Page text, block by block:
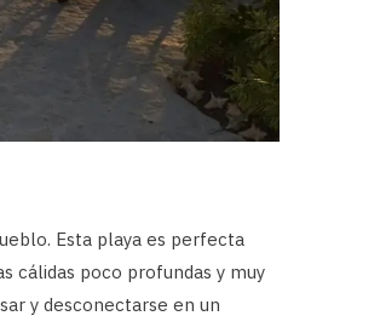
Esta playa es perfecta
cálidas poco profundas y muy
y desconectarse en un